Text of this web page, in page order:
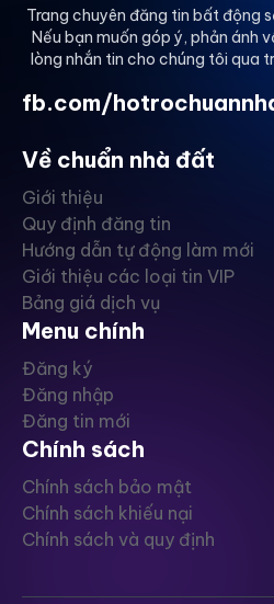
Trang chuyên đăng tin bất động
Nếu bạn muốn góp ý, phản ánh
lòng nhắn tin cho chúng tôi qua
fb.com/
Về chuẩn nhà đất
Giới thiệu
Quy định đăng tin
Hướng dẫn tự động làm mới
Giới thiệu các loại tin VIP
Bảng giá dịch vụ
Menu chính
Đăng ký
Đăng nhập
Đăng tin mới
Chính sách
Chính sách bảo mật
Chính sách khiếu nại
Chính sách và quy định